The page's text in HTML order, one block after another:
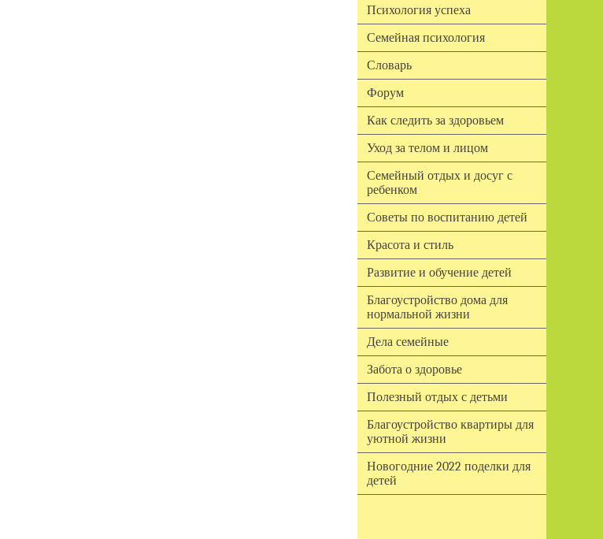
Психология успеха
Семейная психология
Словарь
Форум
Как следить за здоровьем
Уход за телом и лицом
Семейный отдых и досуг с
ребенком
Советы по воспитанию детей
Красота и стиль
Развитие и обучение детей
Благоустройство дома для
нормальной жизни
Дела семейные
Забота о здоровье
Полезный отдых с детьми
Благоустройство квартиры для
уютной жизни
Новогодние 2022 поделки для
детей